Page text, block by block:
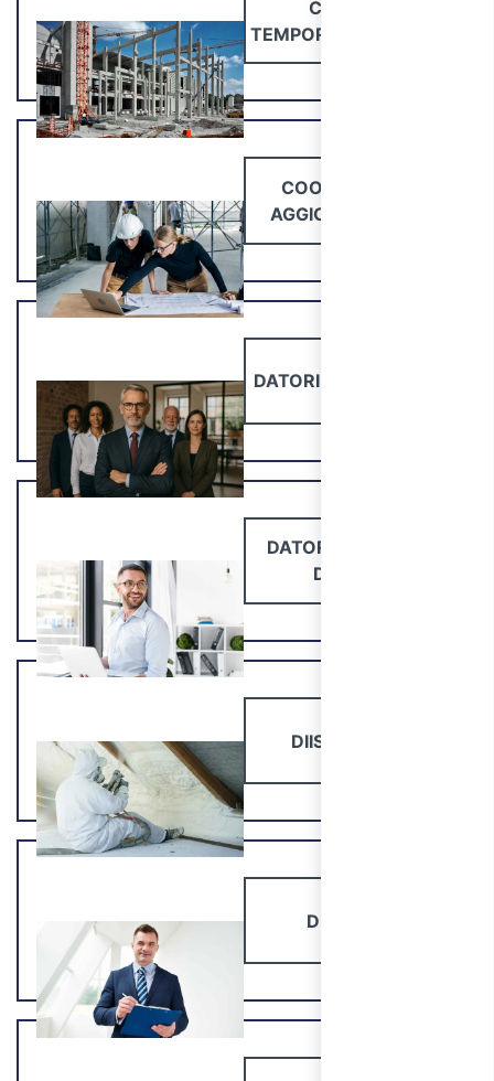
CANTIERI
TEMPORANEI E MOBILI
COORDINATORI
AGGIORNAMENTO
DATORI DI LAVORO DL
DATORI DI LAVORO
DL-RSPP
DIISOCIANATI
DIRIGENTI